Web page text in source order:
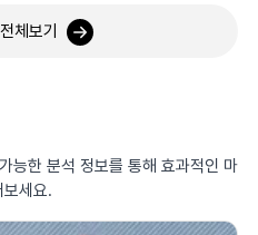
체보기
능한 분석 정보를 통해 효과적인 마
세요.